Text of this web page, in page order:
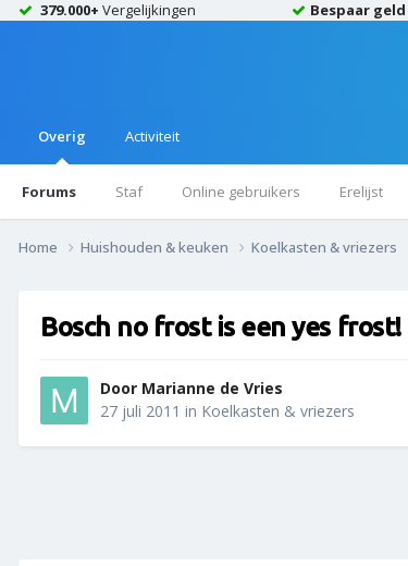
379.000+ Vergelijkingen Bespaar geld
Overig
Forums Staf Online gebruikers Erelijst
Activiteit
Home Huishouden & keuken Koelkasten & vriezers
Bosch no frost is een yes frost!
Door Marianne de Vries
27 juli 2011 in Koelkasten & vriezers